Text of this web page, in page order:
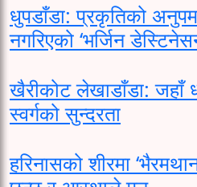
धुपडाँडा: प्रकृतिको
नगरिएको ‘भर्जिन
खैरीकोट लेखाडाँडा: जहाँ
स्वर्गको सुन्दरता
हरिनासको शीरमा